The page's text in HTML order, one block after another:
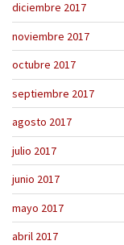
diciembre 2017
noviembre 2017
octubre 2017
septiembre 2017
agosto 2017
julio 2017
junio 2017
mayo 2017
abril 2017